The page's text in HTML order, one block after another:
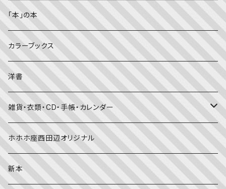
料理・食育
英語
児童書
大人の方に
季節・行事の絵本
春
夏
赤ちゃん（０・１・２歳向け）絵本
文字のない絵本
英語の絵本
ライフスタイル・生き方
子育て
音楽
写真集
デザイン
ファッション
映画
伝統文化・技法
「本」の本
カラーブックス
洋書
雑貨・衣類・CD・手帳・カレンダー
靴下
日記・手帳
ホホホ座西田辺オリジナル
新本